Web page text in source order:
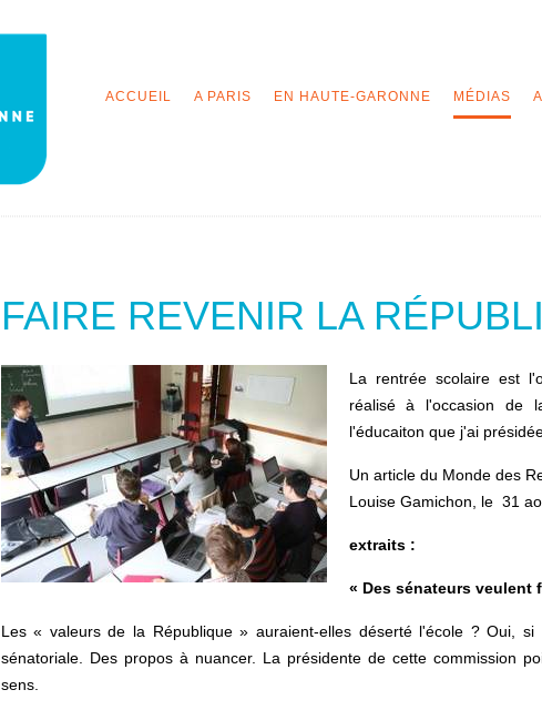
ACCUEIL A PARIS EN HAUTE-GARONNE MÉDIAS
FAIRE REVENIR LA
La rentrée scolaire est
réalisé à l'occasion de
l'éducaiton que j'ai
Un article du Monde des
Louise Gamichon, le 31
extraits :
« Des sénateurs veulent
Les « valeurs de la République » auraient-elles déserté l'école ? Oui,
sénatoriale. Des propos à nuancer. La présidente de cette commission
sens.